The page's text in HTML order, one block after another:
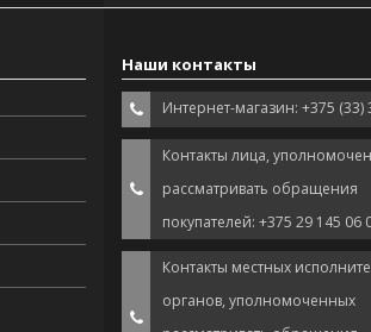
Наши контакты
Интернет-магазин: +375 (33)
Контакты лица,
рассматривать обращения
покупателей: +375 29 145 06
Контакты местных
органов, уполномоченных